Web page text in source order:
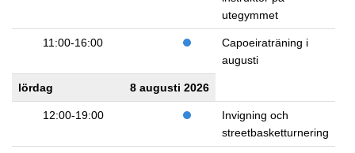
utegymmet
11:00-16:00
Capoeiraträning i
augusti
lördag 8 augusti 2026
12:00-19:00
Invigning och
streetbasketturnering